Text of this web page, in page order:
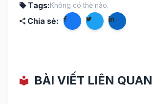
Tags:Không có thẻ nào.
Chia sẻ:
BÀI VIẾT LIÊN QUAN